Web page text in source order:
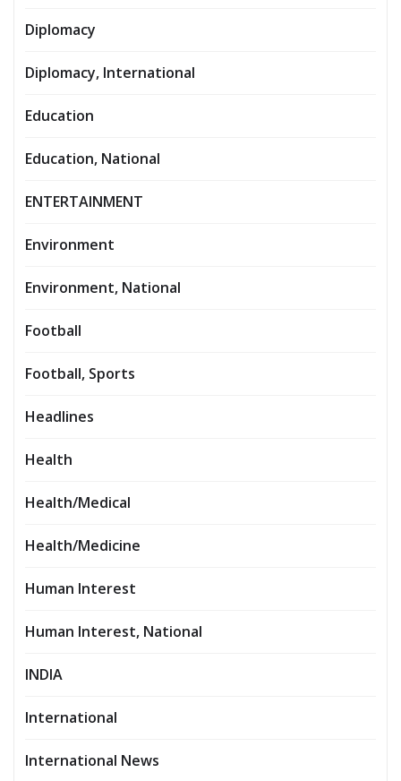
Diplomacy
Diplomacy, International
Education
Education, National
ENTERTAINMENT
Environment
Environment, National
Football
Football, Sports
Headlines
Health
Health/Medical
Health/Medicine
Human Interest
Human Interest, National
INDIA
International
International News